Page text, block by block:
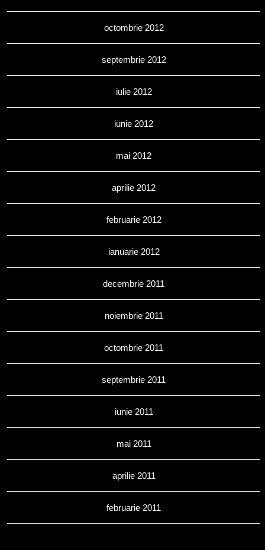
octombrie 2012
septembrie 2012
iulie 2012
iunie 2012
mai 2012
aprilie 2012
februarie 2012
ianuarie 2012
decembrie 2011
noiembrie 2011
octombrie 2011
septembrie 2011
iunie 2011
mai 2011
aprilie 2011
februarie 2011